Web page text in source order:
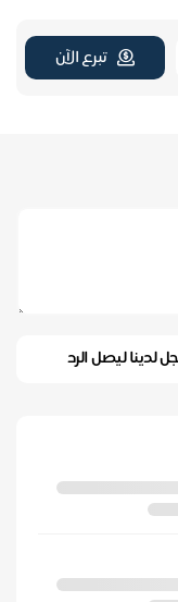
تبرع الآن
لدينا ليصل الرد